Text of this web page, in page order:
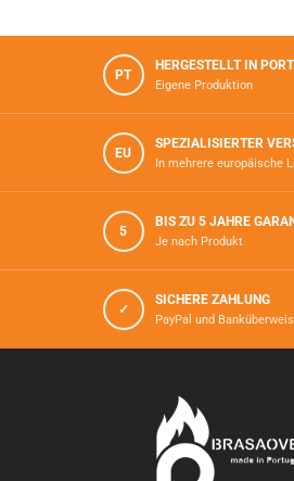
PT
HERGESTELLT IN
Eigene Produktion
EU
SPEZIALISIERTER
In mehrere europäische
5
BIS ZU 5 JAHRE
Je nach Produkt
✓
SICHERE ZAHLUNG
PayPal und